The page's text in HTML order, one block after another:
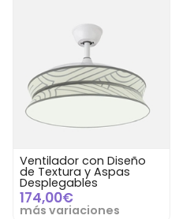
Ventilador con Diseño
de Textura y Aspas
Desplegables
174,00€
más variaciones